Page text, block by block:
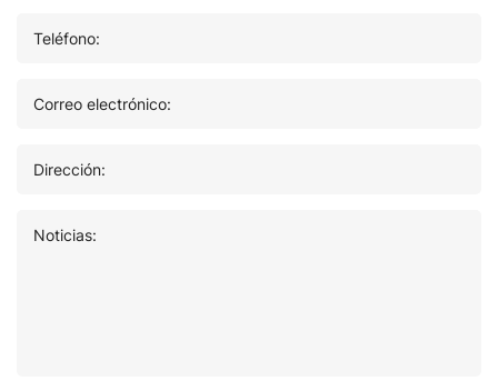
Teléfono:
Correo electrónico:
Dirección:
Noticias: